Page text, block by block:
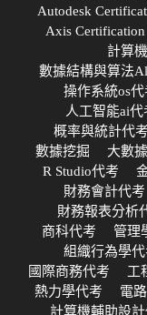
Autodesk
Axis
計算
數據結構與算法
操作系統os代
人工智能ai代
概率與統計代考
數據挖掘
大數
R Studio代考
財務會計代考
財務報表分析
商科代考
管理
組織行為學代
國際商務代考
工
熱力學代考
電
計算機輔助設